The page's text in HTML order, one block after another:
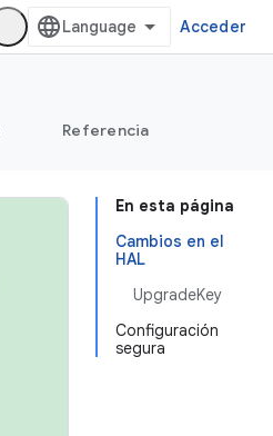
Acceder
Referencia
En esta página
Cambios en el
HAL
UpgradeKey
Configuración
segura